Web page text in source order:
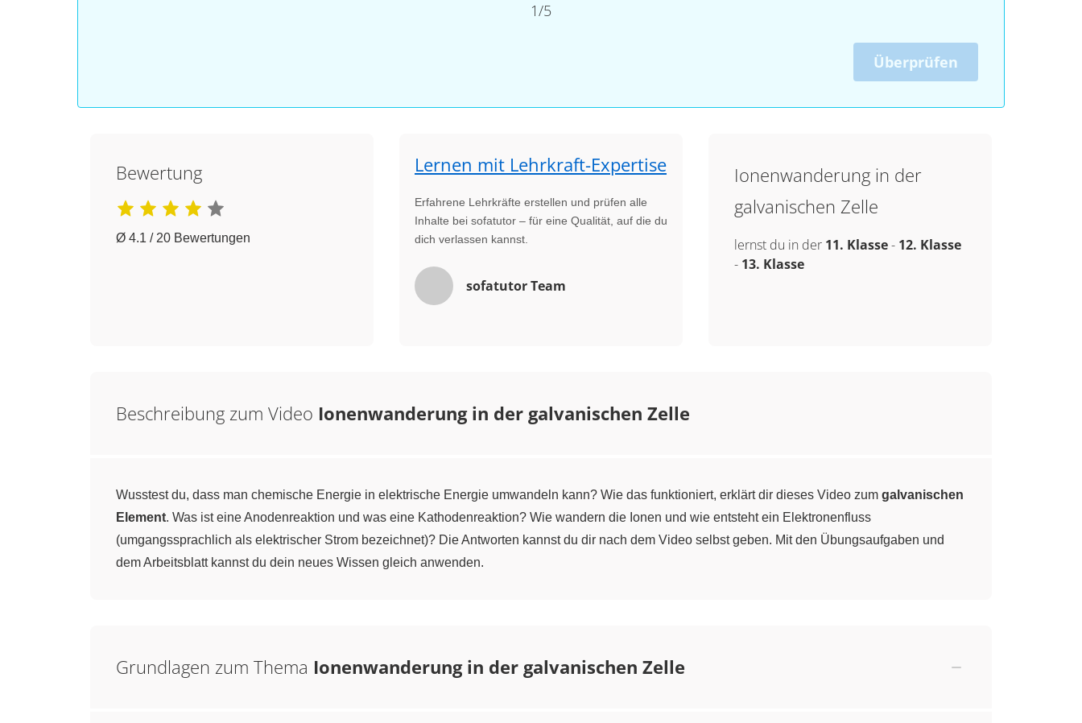
1/5
Überprüfen
Bewertung
Ø 4.1 / 20 Bewertungen
Lernen mit Lehrkraft-Expertise
Erfahrene Lehrkräfte erstellen und prüfen alle
Inhalte bei sofatutor – für eine Qualität, auf die du
dich verlassen kannst.
sofatutor Team
Ionenwanderung in der
galvanischen Zelle
lernst du in der 11. Klasse- 12. Klasse
- 13. Klasse
Beschreibung zum Video Ionenwanderung in der galvanischen Zelle
Wusstest du, dass man chemische Energie in elektrische Energie umwandeln kann? Wie das funktioniert, erklärt dir dieses Video zum galvanischen
Element. Was ist eine Anodenreaktion und was eine Kathodenreaktion? Wie wandern die Ionen und wie entsteht ein Elektronenfluss
(umgangssprachlich als elektrischer Strom bezeichnet)? Die Antworten kannst du dir nach dem Video selbst geben. Mit den Übungsaufgaben und
dem Arbeitsblatt kannst du dein neues Wissen gleich anwenden.
Grundlagen zum Thema Ionenwanderung in der galvanischen Zelle